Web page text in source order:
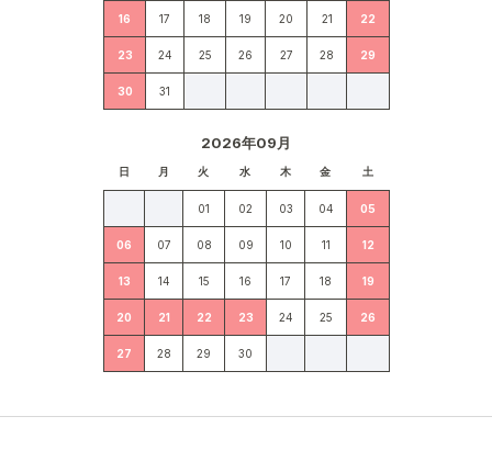
16 17 18 19 20 21 22
23 24 25 26 27 28 29
30 31
2026年09月
日 月 火 水 木 金 土
01 02 03 04 05
06 07 08 09 10 11 12
13 14 15 16 17 18 19
20 21 22 23 24 25 26
27 28 29 30